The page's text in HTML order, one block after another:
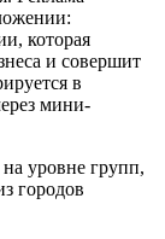
которая
и совершит
в
мини-
уровне групп,
городов